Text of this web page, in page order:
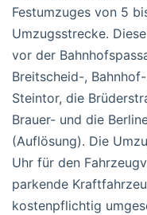
Festumzuges von 5
Umzugsstrecke.
vor der
Breitscheid-,
Steintor, die
Brauer- und die
(Auflösung). Die
Uhr für den
parkende
kostenpflichtig